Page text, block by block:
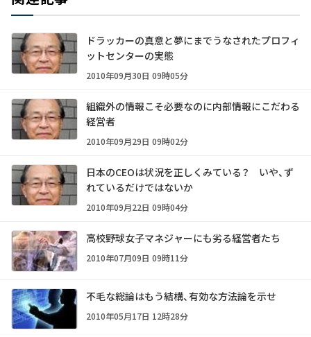
ドラッカーの真意と夢にまでうなされたプロフィ
ットセンターの実態
2010年09月30日 09時05分
組織外の情報こそ必要なのに内部情報にこだわる
経営者
2010年09月29日 09時02分
日本のCEOは状況を正しくみている？ いや、ず
れているだけではないか
2010年09月22日 09時04分
高校野球女子マネジャーにも劣る経営者たち
2010年07月09日 09時11分
不毛な総論はもう結構、有効な方法論を示せ
2010年05月17日 12時28分